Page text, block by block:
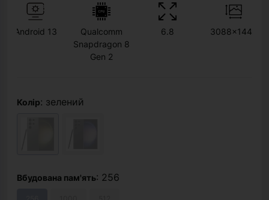
Android 13
Qualcomm
Snapdragon 8
Gen 2
6.8 3088x1440
Колір: зелений
Вбудована пам'ять: 256